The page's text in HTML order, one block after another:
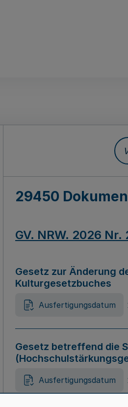
29450
GV. NRW. 2026
Gesetz zur Änderung
Kulturgesetzbuches
Ausfertigungsdatum
Gesetz betreffend die
Ausfertigungsdatum